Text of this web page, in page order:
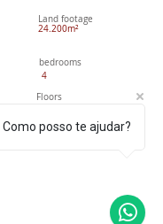
Land footage
24.200m²
bedrooms
4
Floors
Como posso te ajudar?